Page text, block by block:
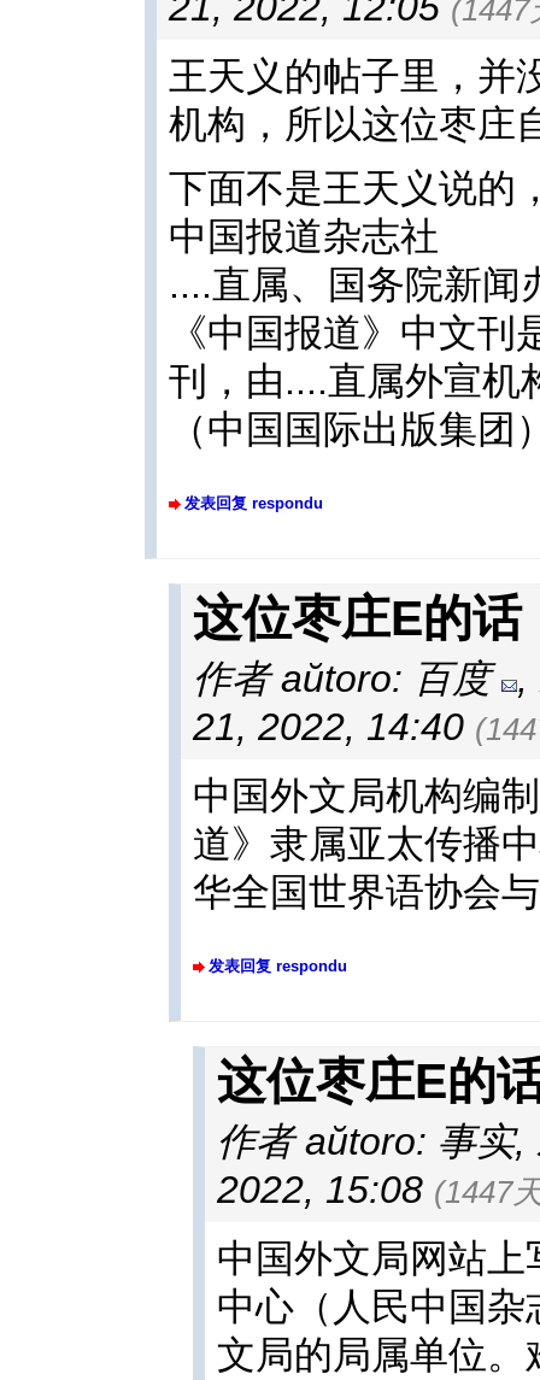
(1447
王天义的帖子里，并
机构，所以这位枣庄
下面不是王天义说的
中国报道杂志社
....直属、国务院新闻
《中国报道》中文
刊，由....直属外宣
（中国国际出版集
发表回复 respondu
这位枣庄E的
作者 aŭtoro: 百度 ,
21, 2022, 14:40
中国外文局机构编
道》隶属亚太传播
华全国世界语协会
发表回复 respondu
这位枣庄E的
作者 aŭtoro: 事实,
2022, 15:08 (1447
中国外文局网站
中心（人民中国
文局的局属单位